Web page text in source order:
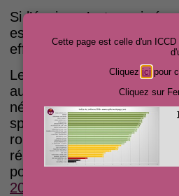
Si l’équipe n’est pas
est relativement
effectifs, coureurs et
Le départ de Marc Hirschi
au crédit de l’équipe
néerlandais AD, il
spécifiques » de ses
rompue. Pire, il aurait
réputation de l’équipe
poulain deFabian
2020
Cette page est celle d'un
Cliquez ici pour
Cliquez sur